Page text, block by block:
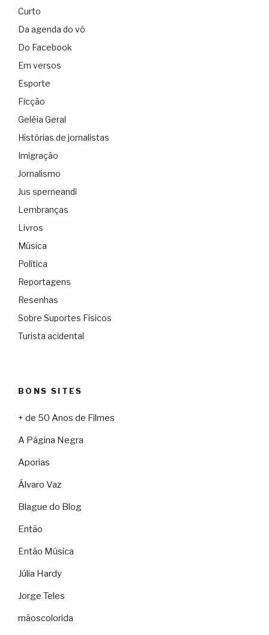
Curto
Da agenda do vô
Do Facebook
Em versos
Esporte
Ficção
Geléia Geral
Histórias de jornalistas
Imigração
Jornalismo
Jus sperneandi
Lembranças
Livros
Música
Política
Reportagens
Resenhas
Sobre Suportes Físicos
Turista acidental
BONS SITES
+ de 50 Anos de Filmes
A Página Negra
Aporias
Álvaro Vaz
Blague do Blog
Então
Então Música
Júlia Hardy
Jorge Teles
mãoscolorida